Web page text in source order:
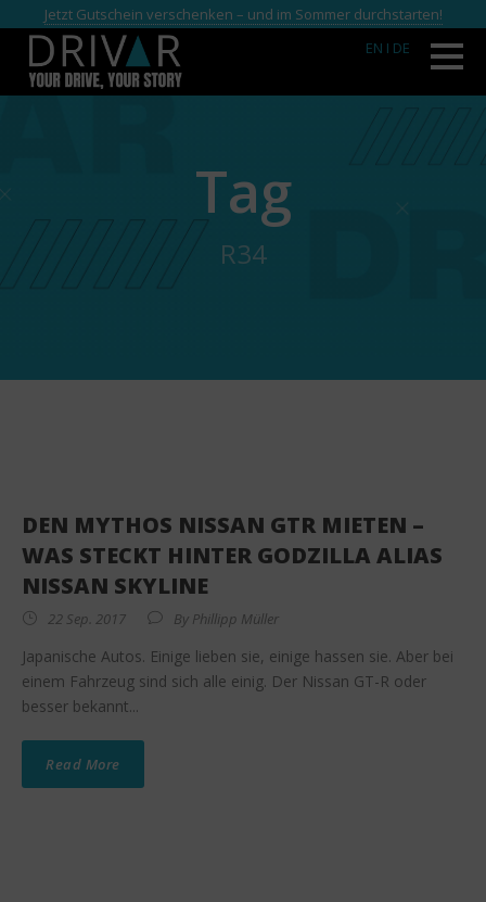
Jetzt Gutschein verschenken – und im Sommer durchstarten!
EN I DE
Tag
R34
DEN MYTHOS NISSAN GTR MIETEN –
WAS STECKT HINTER GODZILLA ALIAS
NISSAN SKYLINE
22 Sep. 2017 By Phillipp Müller
Japanische Autos. Einige lieben sie, einige hassen sie. Aber bei
einem Fahrzeug sind sich alle einig. Der Nissan GT-R oder
besser bekannt...
Read More